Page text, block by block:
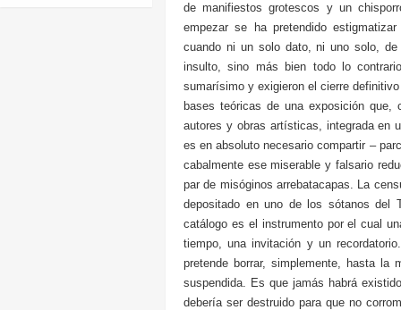
de manifiestos grotescos y un
empezar se ha pretendido
cuando ni un solo dato, ni uno solo,
insulto, sino más bien todo lo
sumarísimo y exigieron el cierre
bases teóricas de una exposición
autores y obras artísticas, integrada en
es en absoluto necesario compartir –
cabalmente ese miserable y falsario
par de misóginos arrebatacapas. La
depositado en uno de los sótanos del
catálogo es el instrumento por el cual
tiempo, una invitación y un
pretende borrar, simplemente, hasta
suspendida. Es que jamás habrá
debería ser destruido para que no